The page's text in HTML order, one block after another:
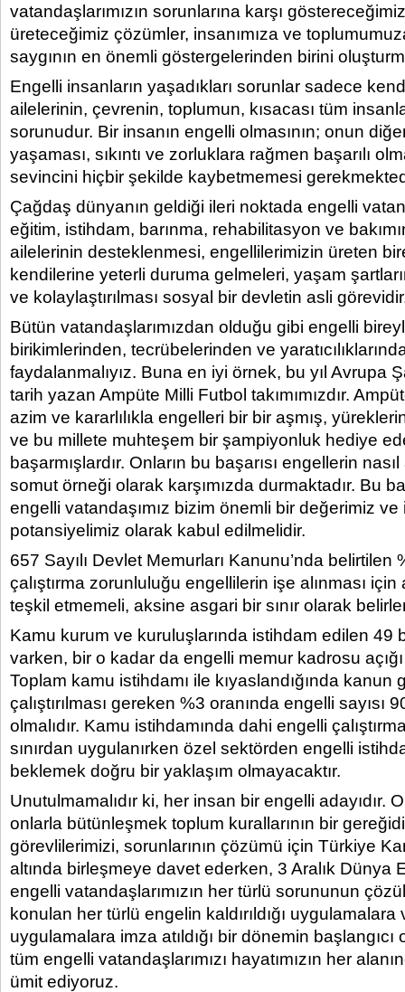
vatandaşlarımızın sorunlarına karşı
üreteceğimiz çözümler, insanımıza ve
saygının en önemli göstergelerinden birini
Engelli insanların yaşadıkları sorunlar sadece
ailelerinin, çevrenin, toplumun, kısacası tüm
sorunudur. Bir insanın engelli olmasının; onun
yaşaması, sıkıntı ve zorluklara rağmen başarılı
sevincini hiçbir şekilde kaybetmemesi
Çağdaş dünyanın geldiği ileri noktada engelli
eğitim, istihdam, barınma, rehabilitasyon ve
ailelerinin desteklenmesi, engellilerimizin üreten
kendilerine yeterli duruma gelmeleri, yaşam
ve kolaylaştırılması sosyal bir devletin asli
Bütün vatandaşlarımızdan olduğu gibi engelli
birikimlerinden, tecrübelerinden ve
faydalanmalıyız. Buna en iyi örnek, bu yıl Avrupa
tarih yazan Ampüte Milli Futbol takımımızdır.
azim ve kararlılıkla engelleri bir bir aşmış,
ve bu millete muhteşem bir şampiyonluk hediye
başarmışlardır. Onların bu başarısı engellerin
somut örneği olarak karşımızda durmaktadır. Bu
engelli vatandaşımız bizim önemli bir değerimiz ve
potansiyelimiz olarak kabul edilmelidir.
657 Sayılı Devlet Memurları Kanunu’nda belirtilen
çalıştırma zorunluluğu engellilerin işe alınması için
teşkil etmemeli, aksine asgari bir sınır olarak
Kamu kurum ve kuruluşlarında istihdam edilen 49
varken, bir o kadar da engelli memur kadrosu
Toplam kamu istihdamı ile kıyaslandığında kanun
çalıştırılması gereken %3 oranında engelli sayısı
olmalıdır. Kamu istihdamında dahi engelli
sınırdan uygulanırken özel sektörden engelli
beklemek doğru bir yaklaşım olmayacaktır.
Unutulmamalıdır ki, her insan bir engelli adayıdır.
onlarla bütünleşmek toplum kurallarının bir
görevlilerimizi, sorunlarının çözümü için Türkiye
altında birleşmeye davet ederken, 3 Aralık Dünya
engelli vatandaşlarımızın her türlü sorununun
konulan her türlü engelin kaldırıldığı
uygulamalara imza atıldığı bir dönemin başlangıcı
tüm engelli vatandaşlarımızı hayatımızın her
ümit ediyoruz.